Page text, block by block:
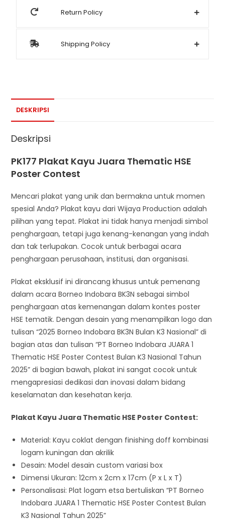
Return Policy
Shipping Policy
DESKRIPSI
Deskripsi
PK177 Plakat Kayu Juara Thematic HSE
Poster Contest
Mencari plakat yang unik dan bermakna untuk momen
spesial Anda? Plakat kayu dari Wijaya Production adalah
pilihan yang tepat. Plakat ini tidak hanya menjadi simbol
penghargaan, tetapi juga kenang-kenangan yang indah
dan tak terlupakan. Cocok untuk berbagai acara
penghargaan perusahaan, institusi, dan organisasi.
Plakat eksklusif ini dirancang khusus untuk pemenang
dalam acara Borneo Indobara BK3N sebagai simbol
penghargaan atas kemenangan dalam kontes poster
HSE tematik. Dengan desain yang menampilkan logo dan
tulisan “2025 Borneo Indobara BK3N Bulan K3 Nasional” di
bagian atas dan tulisan “PT Borneo Indobara JUARA 1
Thematic HSE Poster Contest Bulan K3 Nasional Tahun
2025” di bagian bawah, plakat ini sangat cocok untuk
mengapresiasi dedikasi dan inovasi dalam bidang
keselamatan dan kesehatan kerja.
Plakat Kayu Juara Thematic HSE Poster Contest:
Material: Kayu coklat dengan finishing doff kombinasi
logam kuningan dan akrilik
Desain: Model desain custom variasi box
Dimensi Ukuran: 12cm x 2cm x 17cm (P x L x T)
Personalisasi: Plat logam etsa bertuliskan “PT Borneo
Indobara JUARA 1 Thematic HSE Poster Contest Bulan
K3 Nasional Tahun 2025”